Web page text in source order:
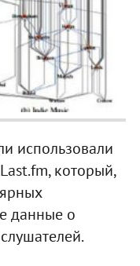
использовали
который,
данные о